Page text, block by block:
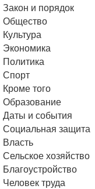
Закон и порядок
Общество
Культура
Экономика
Политика
Спорт
Кроме того
Образование
Даты и события
Социальная защита
Власть
Сельское хозяйство
Благоустройство
Человек труда